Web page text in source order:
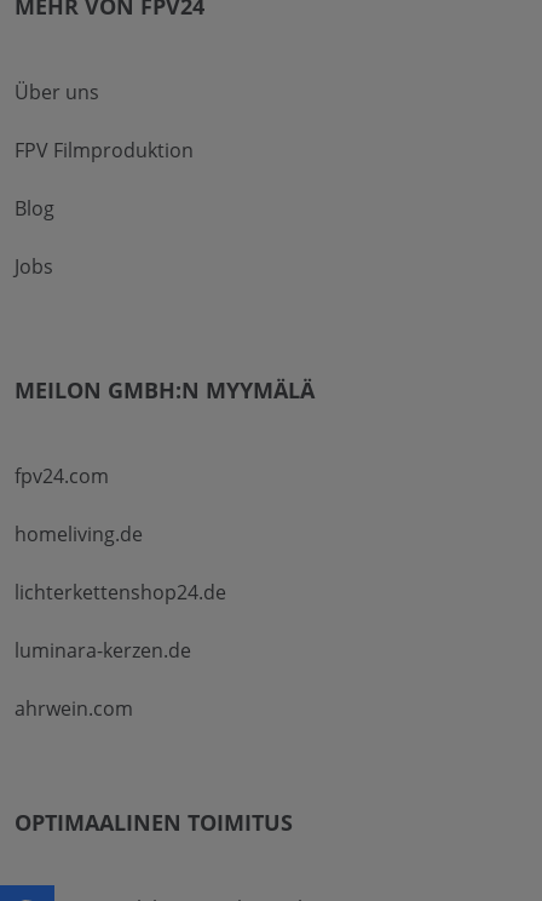
Über uns
FPV Filmproduktion
Blog
Jobs
MEILON GMBH:N MYYMÄLÄ
fpv24.com
homeliving.de
lichterkettenshop24.de
luminara-kerzen.de
ahrwein.com
OPTIMAALINEN TOIMITUS